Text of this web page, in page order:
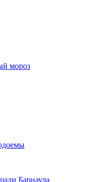
мороз
Барнаула